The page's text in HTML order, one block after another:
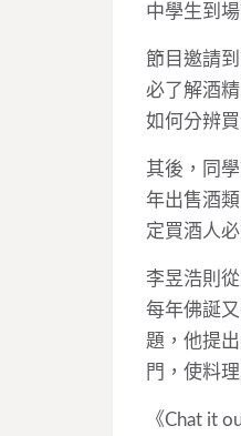
中學生到
節目邀請
必了解酒
如何分辨
其後，同
年出售酒
定買酒人
李昱浩則
每年佛誕
題，他提
門，使料
《Chat it